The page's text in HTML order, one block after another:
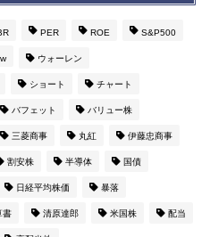
PER ROE S&P500
ウォーレン
ショート チャート
バフェット バリュー株
三菱商事 丸紅 伊藤忠商事
割安株 半導体 国債
日経平均株価 暴落
書 清原達郎 米国株 配当